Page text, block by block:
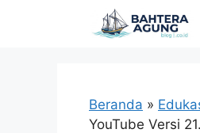
Beranda »
YouTube Versi